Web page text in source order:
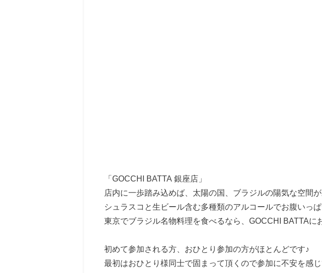
「GOCCHI BATTA 銀座店」
店内に一歩踏み込めば、太陽の国、ブラジルの陽気な空間
シュラスコと生ビール含む多種類のアルコールでお腹いっぱ
東京でブラジル名物料理を食べるなら、GOCCHI BATTAに
初めて参加される方、おひとり参加の方がほとんどです♪
最初はおひとり様同士で固まって頂くので参加に不安を感